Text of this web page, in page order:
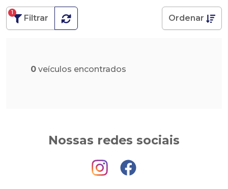
Filtrar
1
Ordenar
0 veículos encontrados
Nossas redes sociais